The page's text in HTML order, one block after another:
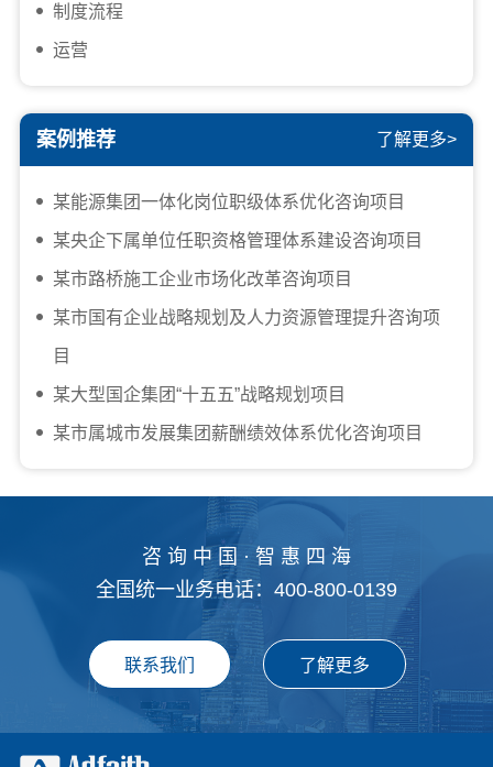
制度流程
运营
案例推荐 了解更多>
某能源集团一体化岗位职级体系优化咨询项目
某央企下属单位任职资格管理体系建设咨询项目
某市路桥施工企业市场化改革咨询项目
某市国有企业战略规划及人力资源管理提升咨询项
目
某大型国企集团“十五五”战略规划项目
某市属城市发展集团薪酬绩效体系优化咨询项目
咨 询 中 国 · 智 惠 四 海
全国统一业务电话：400-800-0139